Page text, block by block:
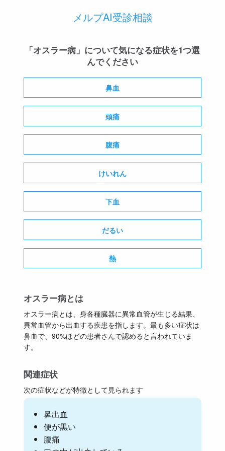
メルプAI受診相談
「オスラー病」について気になる症状を1つ選
んでください
鼻血
頭痛
腹痛
けいれん
下血
だるい
熱
オスラー病とは
オスラー病とは、身各種臓器に異常血管が生じる結果、
異常血管から出血する疾患を指します。最も多い症状は
鼻血で、90%ほどの患者さんで認めると言われていま
す。
関連症状
次の症状などが特徴として見られます
鼻出血
便が黒い
腹痛